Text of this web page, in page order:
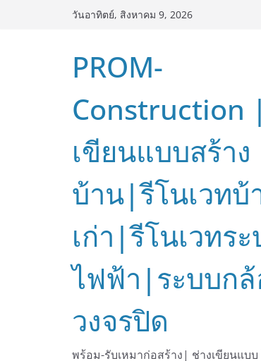
วันอาทิตย์, สิงหาคม 9, 2026
PROM-
Construction |
เขียนแบบสร้าง
บ้าน|รีโนเวทบ้
เก่า|รีโนเวทร
ไฟฟ้า|ระบบกล้
วงจรปิด
พร้อม-รับเหมาก่อสร้าง| ช่างเขียนแบบ